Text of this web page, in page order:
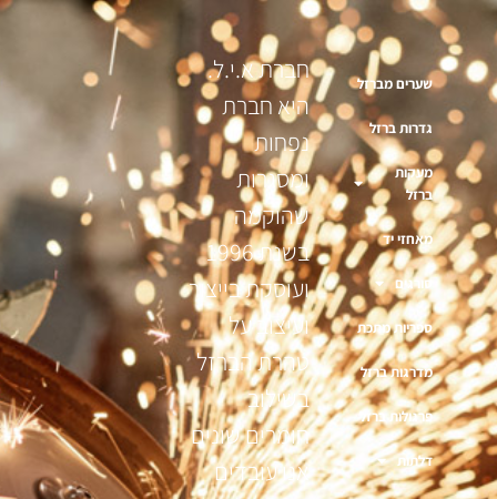
שערים מברזל
גדרות ברזל
מעקות
ברזל
מאחזי יד
סורגים
ספריות מתכת
מדרגות ברזל
פרגולות ברזל
דלתות
חברת א.י.ל.
היא חברת
נפחות
ומסגרות
שהוקמה
בשנת 1996
ועוסקת בייצור
ועיצוב על
טהרת הברזל
בשילוב
חומרים שונים
אנו עובדים